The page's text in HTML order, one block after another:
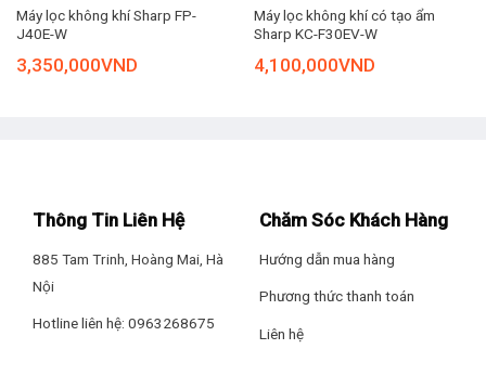
diện tích sử dụng, giúp bạn dễ dàng bố trí, lắp đặt thiết bị ở
các vị trí khác nhau. Đặc biệt, sản phẩm nổi bật với thiết kế
không cánh thông minh, giúp đảm bảo an toàn, phòng tránh
Máy lọc không khí Sharp FP-
J40E-W
3,350,000VND
Máy lọc không khí có tạo ẩm
Sharp KC-F30EV-W
4,100,000VND
Thông Tin Liên Hệ
885 Tam Trinh, Hoàng Mai, Hà
Nội
Hotline liên hệ: 0963268675
Chăm Sóc Khách Hàng
Hướng dẫn mua hàng
Phương thức thanh toán
Liên hệ